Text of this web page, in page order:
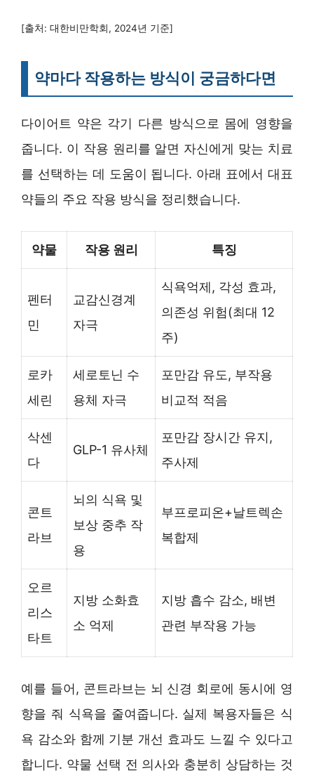
[출처: 대한비만학회, 2024년 기준]
약마다 작용하는 방식이 궁금하다면
다이어트 약은 각기 다른 방식으로 몸에 영향을
줍니다. 이 작용 원리를 알면 자신에게 맞는 치료
를 선택하는 데 도움이 됩니다. 아래 표에서 대표
약들의 주요 작용 방식을 정리했습니다.
약물 작용 원리 특징
펜터
민
교감신경계
자극
식욕억제, 각성 효과,
의존성 위험(최대 12
주)
로카
세린
세로토닌 수
용체 자극
포만감 유도, 부작용
비교적 적음
삭센
다
GLP-1 유사체
포만감 장시간 유지,
주사제
콘트
라브
뇌의 식욕 및
보상 중추 작
용
부프로피온+날트렉손
복합제
오르
리스
타트
지방 소화효
소 억제
지방 흡수 감소, 배변
관련 부작용 가능
예를 들어, 콘트라브는 뇌 신경 회로에 동시에 영
향을 줘 식욕을 줄여줍니다. 실제 복용자들은 식
욕 감소와 함께 기분 개선 효과도 느낄 수 있다고
합니다. 약물 선택 전 의사와 충분히 상담하는 것